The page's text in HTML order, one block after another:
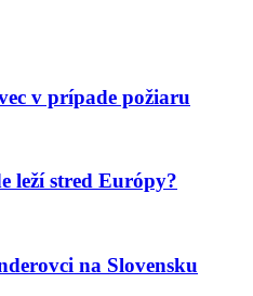
v prípade požiaru
leží stred Európy?
na Slovensku